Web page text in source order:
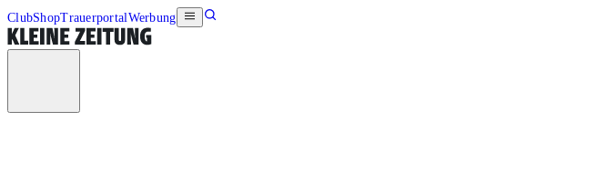
ClubShopTrauerportalWerbung